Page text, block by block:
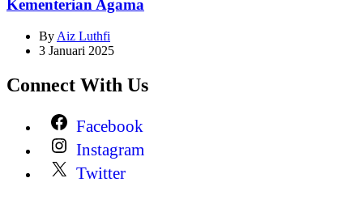
Kementerian Agama
By Aiz Luthfi
3 Januari 2025
Connect With Us
Facebook
Instagram
Twitter